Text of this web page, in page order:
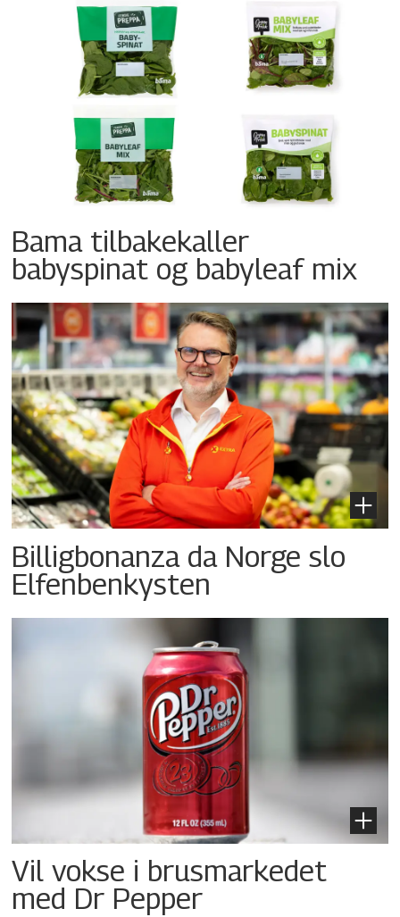
Bama tilbakekaller
babyspinat og babyleaf mix
Billigbonanza da Norge slo
Elfenbenkysten
Vil vokse i brusmarkedet
med Dr Pepper